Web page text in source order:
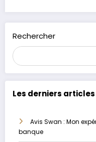
Rechercher
Les derniers articles
Avis Swan : Mon
banque